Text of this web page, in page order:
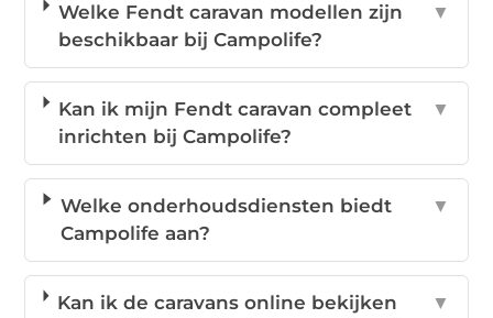
Welke Fendt caravan modellen zijn
beschikbaar bij Campolife?
▼
Kan ik mijn Fendt caravan compleet
inrichten bij Campolife?
▼
Welke onderhoudsdiensten biedt
Campolife aan?
▼
Kan ik de caravans online bekijken
▼